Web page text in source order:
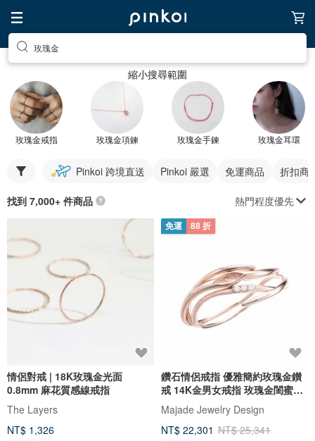
玫瑰金
縮小搜尋範圍
玫瑰金戒指 玫瑰金項鍊 玫瑰金手鍊 玫瑰金耳環
Pinkoi 跨境直送 Pinkoi 嚴選 免運商品 折扣商
找到 7,000+ 件商品 熱門程度優先
情侶對戒 | 18K玫瑰金光面
0.8mm 麻花質感線戒指
The Layers
NT$ 1,326
免運 88 折
鑽石情侶戒指 優雅簡約玫瑰金鑚
戒 14K金男女戒指 玫瑰金閨蜜對
戒
Majade Jewelry Design
NT$ 22,301 NT$ 25,341